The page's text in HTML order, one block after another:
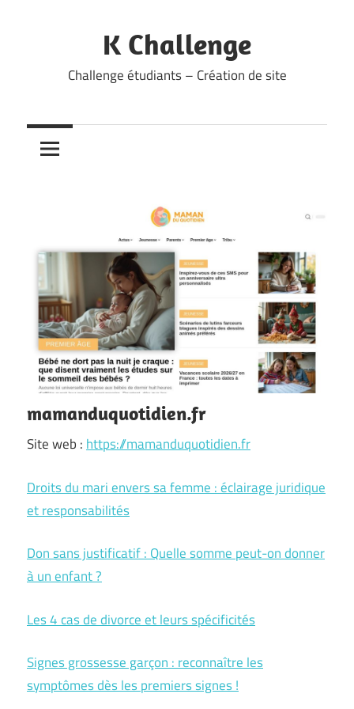
K Challenge
Challenge étudiants – Création de site
mamanduquotidien.fr
Site web : https://mamanduquotidien.fr
Droits du mari envers sa femme : éclairage juridique
et responsabilités
Don sans justificatif : Quelle somme peut-on donner
à un enfant ?
Les 4 cas de divorce et leurs spécificités
Signes grossesse garçon : reconnaître les
symptômes dès les premiers signes !